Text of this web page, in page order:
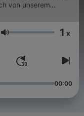
von unserem
verführen und
Ένταση 1 x
00:00